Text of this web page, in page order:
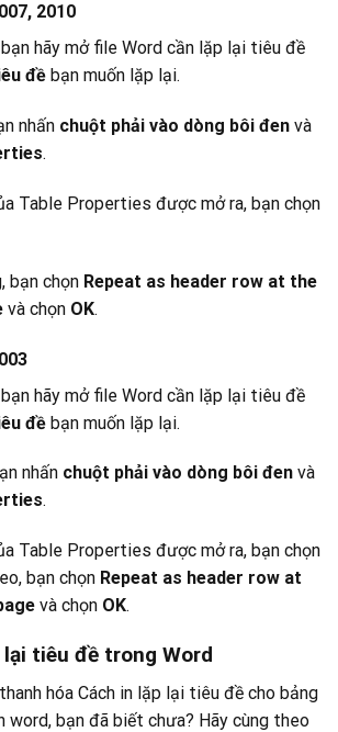
2010
hãy mở file Word cần lặp lại tiêu đề
đề bạn muốn lặp lại.
nhấn chuột phải vào dòng bôi đen và
.
Table Properties được mở ra, bạn chọn
bạn chọn Repeat as header row at the
và chọn OK.
hãy mở file Word cần lặp lại tiêu đề
đề bạn muốn lặp lại.
nhấn chuột phải vào dòng bôi đen và
.
Table Properties được mở ra, bạn chọn
bạn chọn Repeat as header row at
và chọn OK.
tiêu đề trong Word